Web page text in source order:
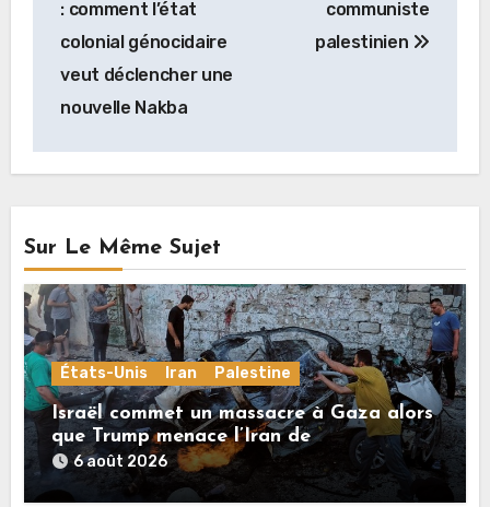
l’article
: comment l’état
colonial génocidaire
veut déclencher une
nouvelle Nakba
communiste
palestinien
Sur Le Même Sujet
États-Unis Iran Palestine
Israël commet un massacre à Gaza alors
que Trump menace l’Iran de
«décapitation»
6 août 2026